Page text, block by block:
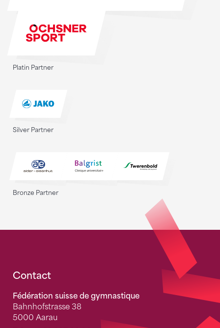
Platin Partner
Silver Partner
Bronze Partner
Fusszeile
Contact
Fédération suisse de gymnastique
Bahnhofstrasse 38
5000 Aarau